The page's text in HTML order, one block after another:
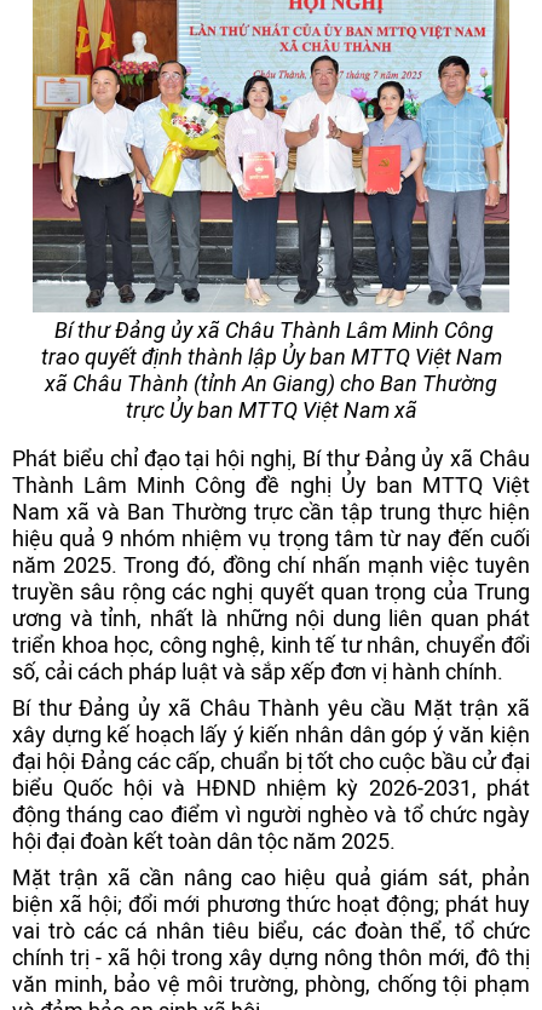
Bí thư Đảng ủy xã Châu Thành Lâm Minh Công
trao quyết định thành lập Ủy ban MTTQ Việt Nam
xã Châu Thành (tỉnh An Giang) cho Ban Thường
trực Ủy ban MTTQ Việt Nam xã
Phát biểu chỉ đạo tại hội nghị, Bí thư Đảng ủy xã Châu
Thành Lâm Minh Công đề nghị Ủy ban MTTQ Việt
Nam xã và Ban Thường trực cần tập trung thực hiện
hiệu quả 9 nhóm nhiệm vụ trọng tâm từ nay đến cuối
năm 2025. Trong đó, đồng chí nhấn mạnh việc tuyên
truyền sâu rộng các nghị quyết quan trọng của Trung
ương và tỉnh, nhất là những nội dung liên quan phát
triển khoa học, công nghệ, kinh tế tư nhân, chuyển đổi
số, cải cách pháp luật và sắp xếp đơn vị hành chính.
Bí thư Đảng ủy xã Châu Thành yêu cầu Mặt trận xã
xây dựng kế hoạch lấy ý kiến nhân dân góp ý văn kiện
đại hội Đảng các cấp, chuẩn bị tốt cho cuộc bầu cử đại
biểu Quốc hội và HĐND nhiệm kỳ 2026-2031, phát
động tháng cao điểm vì người nghèo và tổ chức ngày
hội đại đoàn kết toàn dân tộc năm 2025.
Mặt trận xã cần nâng cao hiệu quả giám sát, phản
biện xã hội; đổi mới phương thức hoạt động; phát huy
vai trò các cá nhân tiêu biểu, các đoàn thể, tổ chức
chính trị - xã hội trong xây dựng nông thôn mới, đô thị
văn minh, bảo vệ môi trường, phòng, chống tội phạm